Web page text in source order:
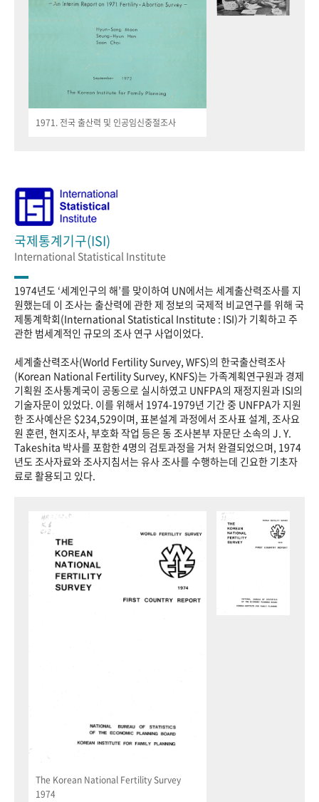
1971. 전국 출산력 및 인공임신중절조사
국제통계기구(ISI)
International Statistical Institute
1974년도 ‘세계인구의 해’를 맞이하여 UN에서는 세계출산력조사를 지
원했는데 이 조사는 출산력에 관한 제 정보의 국제적 비교연구를 위해 국
제통계학회(International Statistical Institute : ISI)가 기획하고 주
관한 범세계적인 규모의 조사 연구 사업이었다.
세계출산력조사(World Fertility Survey, WFS)의 한국출산력조사
(Korean National Fertility Survey, KNFS)는 가족계획연구원과 경제
기획원 조사통계국이 공동으로 실시하였고 UNFPA의 재정지원과 ISI의
기술자문이 있었다. 이를 위해서 1974-1979년 기간 중 UNFPA가 지원
한 조사예산은 $234,529이며, 표본설계 과정에서 조사표 설계, 조사요
원 훈련, 현지조사, 부호화 작업 등은 동 조사본부 자문단 소속의 J. Y.
Takeshita 박사를 포함한 4명의 검토과정을 거처 완결되었으며, 1974
년도 조사자료와 조사지침서는 유사 조사를 수행하는데 긴요한 기초자
료로 활용되고 있다.
The Korean National Fertility Survey
1974